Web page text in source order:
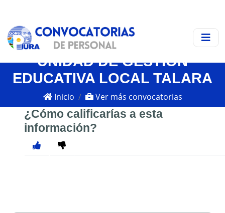
UNIDAD DE GESTIÓN
EDUCATIVA LOCAL TALARA
Inicio Ver más convocatorias
¿Cómo calificarías a esta
información?